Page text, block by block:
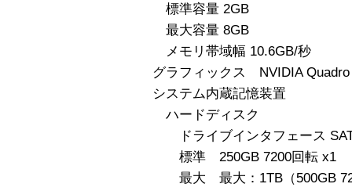
標準容量 2GB
最大容量 8GB
メモリ帯域幅 10.6GB/秒
グラフィックス NVIDIA Quadro
システム内蔵記憶装置
ハードディスク
ドライブインタフェース
標準 250GB 7200回転 x1
最大 最大：1TB（500GB